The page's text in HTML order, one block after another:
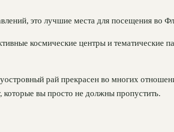
это лучшие места для посещения во
космические центры и тематические
рай прекрасен во многих
которые вы просто не должны пропустить.